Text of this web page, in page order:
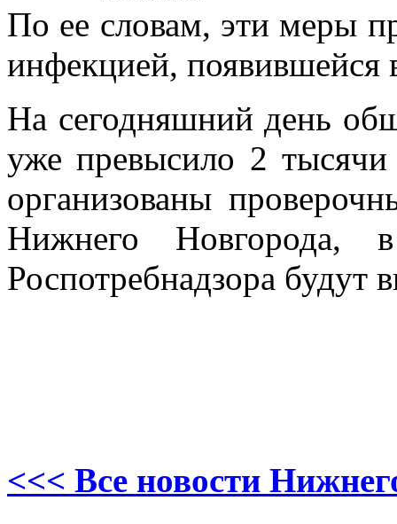
По ее словам, эти меры
инфекцией, появившейся
На сегодняшний день
уже превысило 2 тысячи
организованы
Нижнего Новгорода,
Роспотребнадзора будут
<<< Все новости